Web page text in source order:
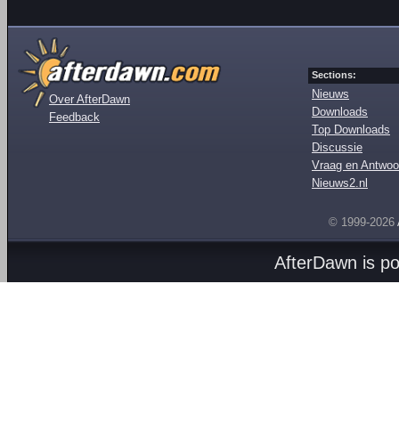
Over AfterDawn
Feedback
Sections:
Nieuws
Downloads
Top Downloads
Discussie
Vraag en
Nieuws2.nl
© 1999-2026
AfterDawn is